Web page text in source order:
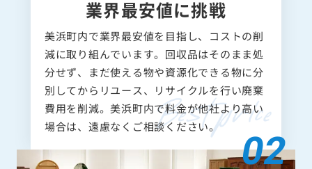
業界最安値に挑戦
美浜町内で業界最安値を目指し、コストの削
減に取り組んでいます。回収品はそのまま処
分せず、まだ使える物や資源化できる物に分
別してからリユース、リサイクルを行い廃棄
費用を削減。美浜町内で料金が他社より高い
場合は、遠慮なくご相談ください。